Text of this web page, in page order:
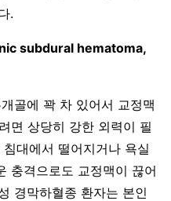
.
subdural hematoma,
골에 꽉 차 있어서 교정맥
면 상당히 강한 외력이 필
대에서 떨어지거나 욕실
충격으로도 교정맥이 끊어
경막하혈종 환자는 본인